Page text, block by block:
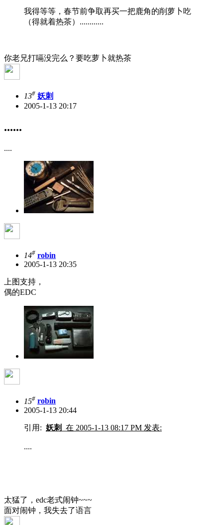
我得等等，春节前争取再买一把鹿角的削萝卜吃
（得就着热茶）............
你老兄打嗝没完么？要吃萝卜就热茶
13# 妖刺
2005-1-13 20:17
......
....
14# robin
2005-1-13 20:35
上图支持，
偶的EDC
15# robin
2005-1-13 20:44
引用: 妖刺 在 2005-1-13 08:17 PM 发表:
....
太猛了，edc老式闹钟~~~
面对闹钟，我失去了语言